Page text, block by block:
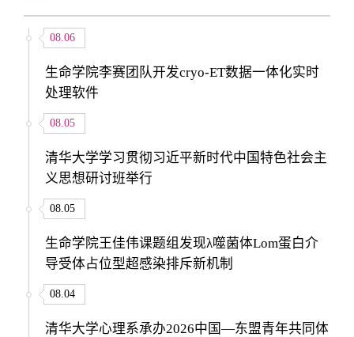
08.06
生命学院李赛团队开发cryo-ET数据一体化实时
处理软件
08.05
清华大学学习贯彻习近平新时代中国特色社会主
义思想研讨班举行
08.05
生命学院王佳伟课题组发现λ噬菌体Lom蛋白介
导受体占位型超感染排斥新机制
08.04
清华大学心理系承办2026中国—东盟青年共同体